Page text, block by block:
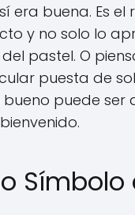
era buena. Es el
y no solo lo
pastel. O
puesta de
puede ser
Símbolo